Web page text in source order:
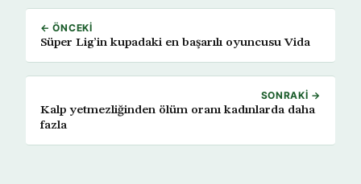
← ÖNCEKI
Süper Lig’in kupadaki en başarılı oyuncusu Vida
SONRAKI →
Kalp yetmezliğinden ölüm oranı kadınlarda daha
fazla